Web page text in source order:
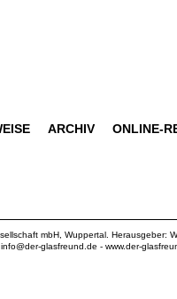
ARCHIV ONLINE-
mbH , Wuppertal. Herausgeber:
info@der-glasfreund.de - www.der-